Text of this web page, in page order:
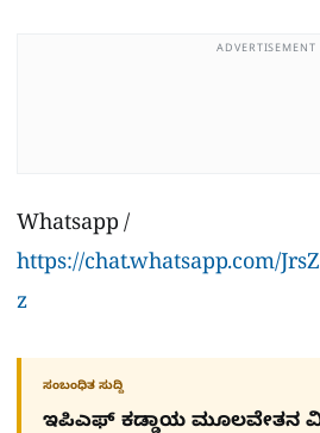
ADVERTISEMENT
Whatsapp /
https://chat.whatsapp.com/
z
ಸಂಬಂಧಿತ ಸುದ್ದಿ
ಇಪಿಎಫ್ ಕಡ್ಡಾಯ ಮೂಲವೇತನ